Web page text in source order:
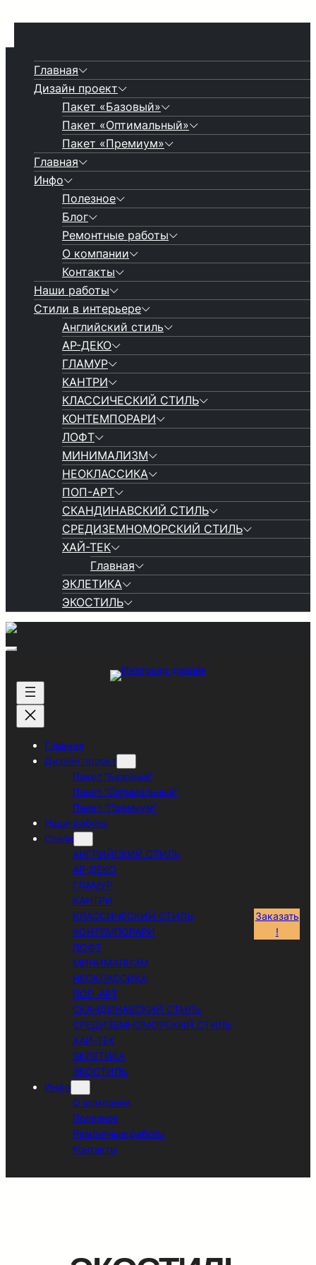
Главная
Дизайн проект
Пакет «Базовый»
Пакет «Оптимальный»
Пакет «Премиум»
Главная
Инфо
Полезное
Блог
Ремонтные работы
О компании
Контакты
Наши работы
Стили в интерьере
Английский стиль
АР-ДЕКО
ГЛАМУР
КАНТРИ
КЛАССИЧЕСКИЙ СТИЛЬ
КОНТЕМПОРАРИ
ЛОФТ
МИНИМАЛИЗМ
НЕОКЛАССИКА
ПОП-АРТ
СКАНДИНАВСКИЙ СТИЛЬ
СРЕДИЗЕМНОМОРСКИЙ СТИЛЬ
ХАЙ-ТЕК
Главная
ЭКЛЕТИКА
ЭКОСТИЛЬ
содержимому
Главная
Дизайн проект
Пакет “Базовый”
Пакет “Оптимальный”
Пакет “Премиум”
Наши работы
Стили
АНГЛИЙСКИЙ СТИЛЬ
АР-ДЕКО
ГЛАМУР
КАНТРИ
КЛАССИЧЕСКИЙ СТИЛЬ
КОНТЕМПОРАРИ
ЛОФТ
МИНИМАЛИЗМ
НЕОКЛАССИКА
ПОП-АРТ
СКАНДИНАВСКИЙ СТИЛЬ
СРЕДИЗЕМНОМОРСКИЙ СТИЛЬ
ХАЙ-ТЕК
ЭКЛЕТИКА
ЭКОСТИЛЬ
Инфо
О компании
Полезное
Ремонтные работы
Контакты
Заказать
!